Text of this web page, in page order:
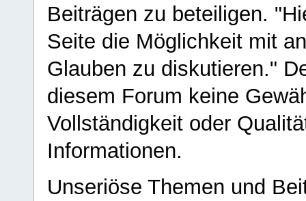
Beiträgen zu beteiligen.
Seite die Möglichkeit mit
Glauben zu diskutieren."
diesem Forum keine
Vollständigkeit oder
Informationen.
Unseriöse Themen und